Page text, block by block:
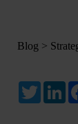
Blog >
Twitter